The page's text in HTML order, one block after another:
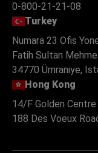
0-800-21-21-08
Turkey
Numara 23 Ofis
Fatih Sultan
34770 Ümraniye,
Hong Kong
14/F Golden Centre
188 Des Voeux